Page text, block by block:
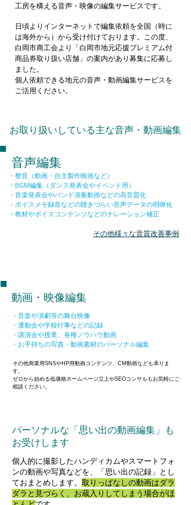
工房を構える音声・映像の編集サービスです。
日頃よりインターネットで編集依頼を全国（時に
は海外から）から受け付けております。この度、
白岡市商工会より「白岡市地元応援プレミアム付
商品券取り扱い店舗」の案内があり募集に応募し
ました。
個人依頼できる地元の音声・動画編集サービスを
ご活用ください。
​お取り扱いしている主な音声・動画編集
音声編集
・整音（動画・自主製作映画など）
・BGM編集（ダンス発表会やイベント用）
・音楽発表会やバンド演奏動画などの高音質化
・ボイスメモ録音などの聴きづらい音声データの明瞭化
・教材やボイスコンテンツなどのナレーション補正
その他様々な音質改善事例
動画・映像編集
・音楽や演劇等の舞台映像
・運動会や学校行事などの記録
・講演会や授業、各種ノウハウ動画
・お手持ちの写真・動画素材のパーソナル編集
その他商業用SNSやHP用動画コンテンツ、CM動画なども承りま
す。
ゼロから始める低価格ホームページ立上やSEOコンサルもお気軽にご
相談ください。
パーソナルな「思い出の動画編集」も
お受けします
個人的に撮影したハンディカムやスマートフォ
ンの動画や写真などを、「思い出の記録」とし
ておまとめします。 ​取りっぱなしの動画はダラ
ダラと見づらく、お蔵入りしてしまう場合がほ